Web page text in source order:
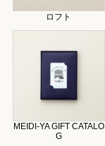
ロフト
MEIDI-YA GIFT CATALO
G